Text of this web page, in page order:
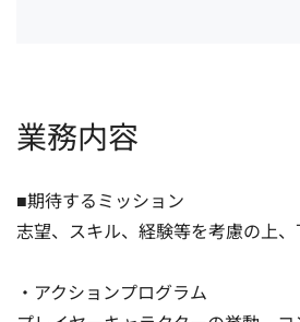
業務内容
■期待するミッション
志望、スキル、経験等を考慮の上
・アクションプログラム